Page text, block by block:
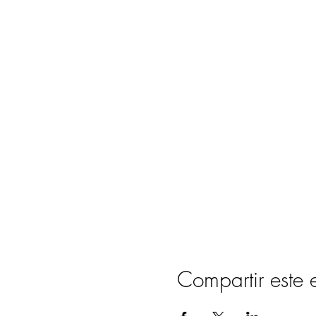
Compartir este